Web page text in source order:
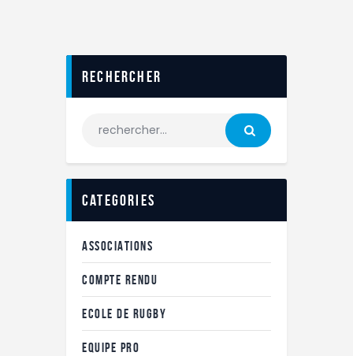
Rechercher
categories
ASSOCIATIONS
COMPTE RENDU
ECOLE DE RUGBY
EQUIPE PRO